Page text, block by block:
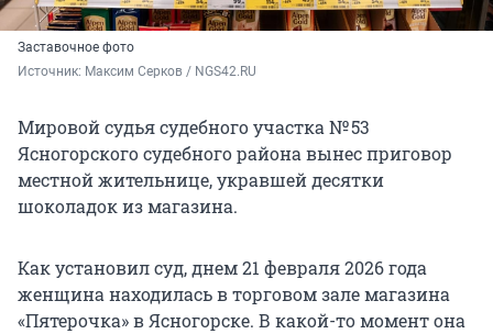
Заставочное фото
Источник: Максим Серков / NGS42.RU
Мировой судья судебного участка № 53
Ясногорского судебного района вынес приговор
местной жительнице, укравшей десятки
шоколадок из магазина.
Как установил суд, днем 21 февраля 2026 года
женщина находилась в торговом зале магазина
«Пятерочка» в Ясногорске. В какой-то момент она